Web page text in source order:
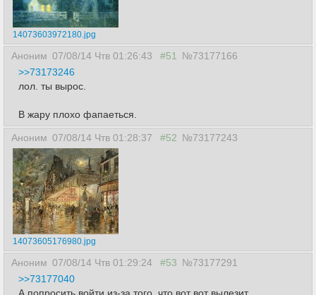
14073603972180.jpg
Аноним 07/08/14 Чтв 01:26:43 #51
№73177166
>>73173246
лол. ты вырос.
В жару плохо фапаеться.
Аноним 07/08/14 Чтв 01:28:37 #52 №73177243
14073605176980.jpg
Аноним 07/08/14 Чтв 01:29:24 #53 №73177291
>>73177040